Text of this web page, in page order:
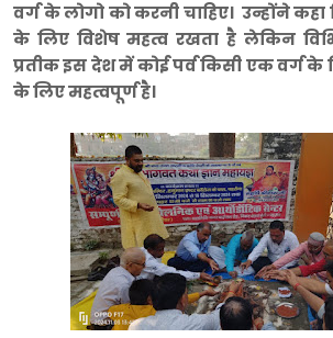
वर्ग के लोगो को करनी चाहिए। उन्होंने कहा
के लिए विशेष महत्व रखता है लेकिन
प्रतीक इस देश में कोई पर्व किसी एक वर्ग के
के लिए महत्वपूर्ण है।